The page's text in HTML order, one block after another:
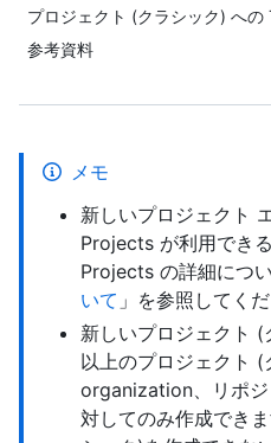
プロジェクト (クラシック) へ
参考資料
メモ
新しいプロジェクト
Projects が利用でき
Projects の詳細につ
いて 」を参照してくだ
新しいプロジェクト
以上のプロジェクト
organization、リポ
対してのみ作成でき